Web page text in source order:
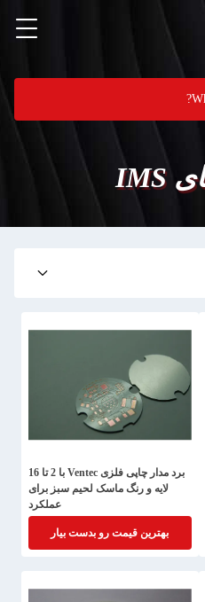
برد مدار چاپی فلزی Ventec با 2 تا 16
لایه و رنگ ماسک لحیم سبز برای
عملکرد
بهترین قیمت رو بدست بیار